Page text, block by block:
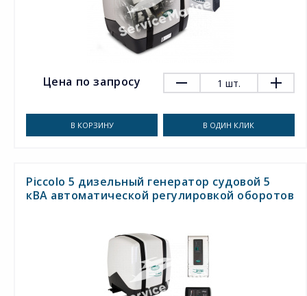
Цена по запросу 1 шт.
В КОРЗИНУ В ОДИН КЛИК
Piccolo 5 дизельный генератор судовой 5
кВА автоматической регулировкой оборотов